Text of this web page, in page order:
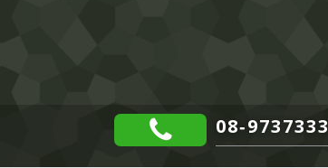
08-9737333